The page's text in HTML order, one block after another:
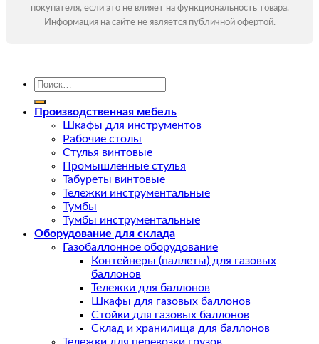
покупателя, если это не влияет на функциональность товара.
Информация на сайте не является публичной офертой.
Искать:
Производственная мебель
Шкафы для инструментов
Рабочие столы
Стулья винтовые
Промышленные стулья
Табуреты винтовые
Тележки инструментальные
Тумбы
Тумбы инструментальные
Оборудование для склада
Газобаллонное оборудование
Контейнеры (паллеты) для газовых
баллонов
Тележки для баллонов
Шкафы для газовых баллонов
Стойки для газовых баллонов
Склад и хранилища для баллонов